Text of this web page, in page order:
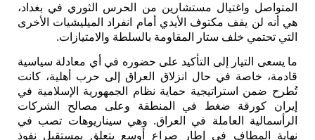
المتواصل واغتيال مستشارين من الحرس الثوري في بغداد،
هي أنه لن يقف مكتوف الأيدي أمام انفراد الميليشيات الأخرى
التي تحتمي خلف ستار المقاومة بالسلطة والامتيازات.
ما يسعى التيار إلى التأكيد على حضوره في أي معادلة سياسية
قادمة، خاصة في حال انزلاق العراق إلى حرب أهلية، كانت
تُطرح ضمن استراتيجية حماية نظام الجمهورية الإسلامية في
إيران كورقة ضغط في المنطقة وعلى مصالح الشركات
الرأسمالية العاملة في العراق. وهي سيناريوهات تصب في
نهاية المطاف في إطار صراع أوسع يتعلق بمستقبل نفوذ